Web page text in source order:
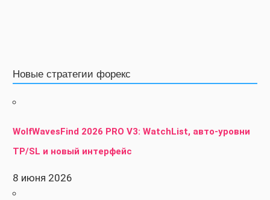
Новые стратегии форекс
WolfWavesFind 2026 PRO V3: WatchList, авто-уровни
TP/SL и новый интерфейс
8 июня 2026